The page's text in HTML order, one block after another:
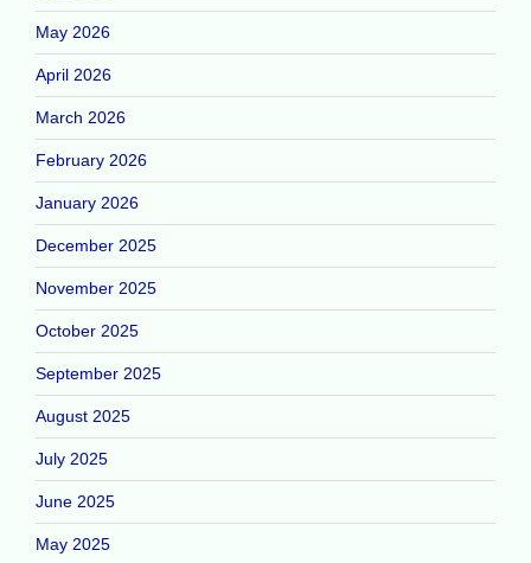
May 2026
April 2026
March 2026
February 2026
January 2026
December 2025
November 2025
October 2025
September 2025
August 2025
July 2025
June 2025
May 2025